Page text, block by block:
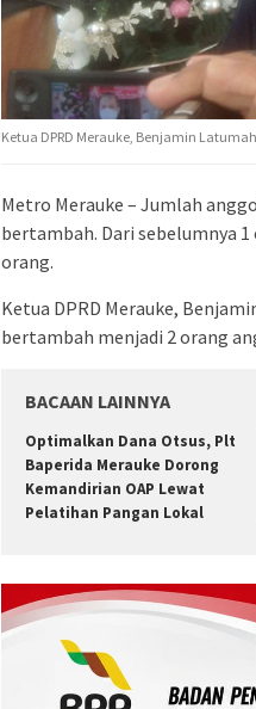
Ketua DPRD Merauke, Benjamin
Metro Merauke – Jumlah
bertambah. Dari sebelumnya
orang.
Ketua DPRD Merauke,
bertambah menjadi 2 orang
BACAAN LAINNYA
Optimalkan Dana Otsus, Plt
Baperida Merauke Dorong
Kemandirian OAP Lewat
Pelatihan Pangan Lokal